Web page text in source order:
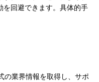
を回避できます。具体的手
業界情報を取得し、サポ